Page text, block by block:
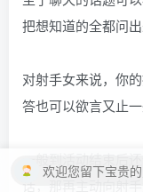
把想知道的全都问出
对射手女来说，你
答也可以欲言又止一
话，那再主动向射
欢迎您留下宝贵的